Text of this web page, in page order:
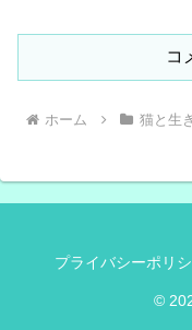
コ
ホーム 猫と生
プライバシーポリ
©